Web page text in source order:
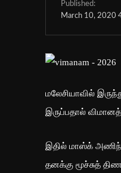
Published:
March 10, 2020
மலேசியாவில்
இருப்பதால்
இதில் மாஸ்க்
தனக்கு மூச்சுத்